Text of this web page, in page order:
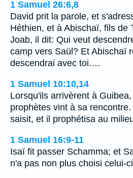
1 Samuel 26:6,8
David prit la parole, et
Héthien, et à Abischaï, fils de
Joab, il dit: Qui veut
camp vers Saül? Et Abischaï
descendrai avec toi.…
1 Samuel 10:10,14
Lorsqu'ils arrivèrent à
prophètes vint à sa
saisit, et il prophétisa au
1 Samuel 16:9-11
Isaï fit passer Schamma; et
n'a pas non plus choisi celui-